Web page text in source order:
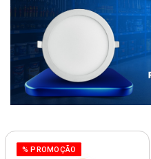
% PROMOÇÃO